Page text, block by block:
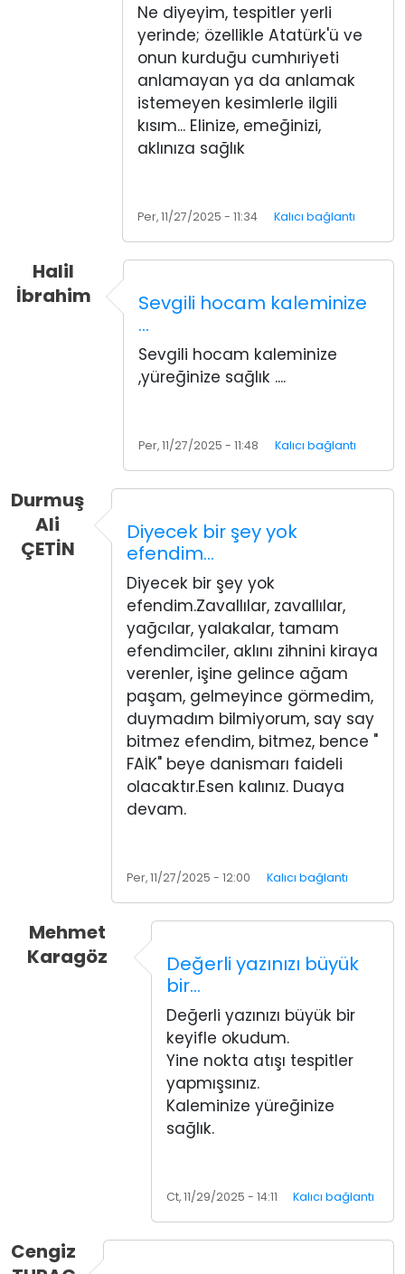
Ne diyeyim, tespitler yerli
yerinde; özellikle Atatürk'ü ve
onun kurduğu cumhıriyeti
anlamayan ya da anlamak
istemeyen kesimlerle ilgili
kısım... Elinize, emeğinizi,
aklınıza sağlık
Per, 11/27/2025 - 11:34 Kalıcı bağlantı
Halil
İbrahim
Sevgili hocam kaleminize
…
Sevgili hocam kaleminize
,yüreğinize sağlık ....
Per, 11/27/2025 - 11:48 Kalıcı bağlantı
Durmuş
Ali
ÇETİN
Diyecek bir şey yok
efendim…
Diyecek bir şey yok
efendim.Zavallılar, zavallılar,
yağcılar, yalakalar, tamam
efendimciler, aklını zihnini kiraya
verenler, işine gelince ağam
paşam, gelmeyince görmedim,
duymadım bilmiyorum, say say
bitmez efendim, bitmez, bence "
FAİK" beye danismarı faideli
olacaktır.Esen kalınız. Duaya
devam.
Per, 11/27/2025 - 12:00 Kalıcı bağlantı
Mehmet
Karagöz
Değerli yazınızı büyük
bir…
Değerli yazınızı büyük bir
keyifle okudum.
Yine nokta atışı tespitler
yapmışsınız.
Kaleminize yüreğinize
sağlık.
Ct, 11/29/2025 - 14:11 Kalıcı bağlantı
Cengiz